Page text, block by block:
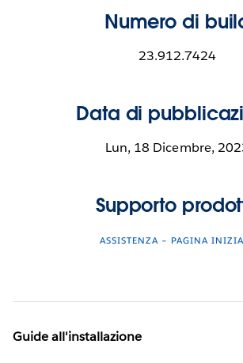
Numero di
23.912.7424
Data di
Lun, 18 Dicembre,
Supporto
ASSISTENZA – PAGINA
Guide all'installazione